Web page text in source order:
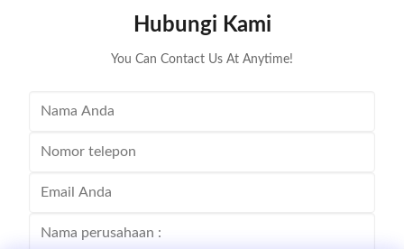
Hubungi Kami
You Can Contact Us At Anytime!